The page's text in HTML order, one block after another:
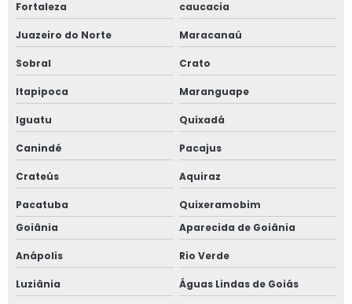
Fortaleza
caucacia
Juazeiro do Norte Maracanaú
Sobral Crato
Itapipoca Maranguape
Iguatu Quixadá
Canindé Pacajus
Crateús Aquiraz
Pacatuba
Quixeramobim
Goiânia
Aparecida de Goiânia
Anápolis Rio Verde
Luziânia Águas Lindas de Goiás